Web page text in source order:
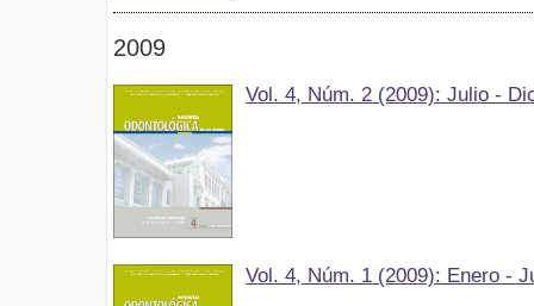
2009
Vol. 4, Núm. 2 (2009): Julio -
Vol. 4, Núm. 1 (2009): Enero -